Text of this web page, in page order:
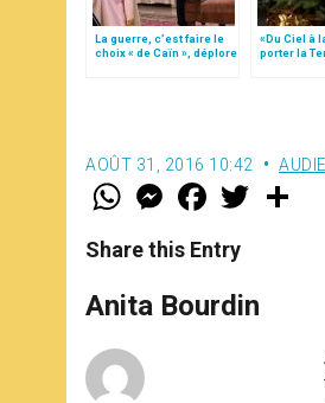
La guerre, c’est faire le
choix « de Caïn », déplore
«Du Ciel à
porter la
AOÛT 31, 2016 10:42
W
t
s
p
p
M
e
s
e
g
e
F
a
e
b
o
k
w
r
Share this Entry
Anita Bourdin